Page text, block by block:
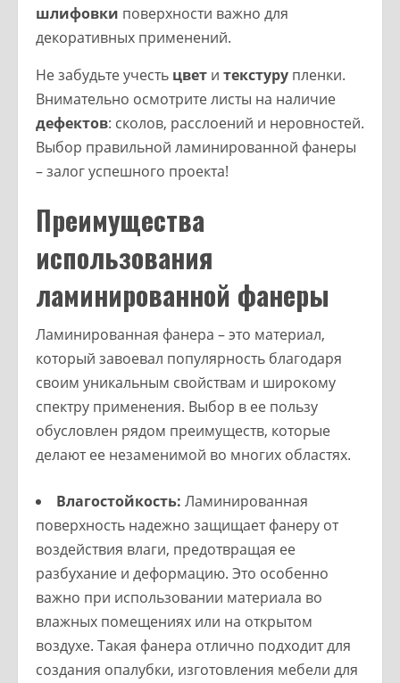
шлифовки поверхности важно для
декоративных применений.
Не забудьте учесть цвет и текстуру пленки.
Внимательно осмотрите листы на наличие
дефектов: сколов, расслоений и неровностей.
Выбор правильной ламинированной фанеры
– залог успешного проекта!
Преимущества
использования
ламинированной фанеры
Ламинированная фанера – это материал,
который завоевал популярность благодаря
своим уникальным свойствам и широкому
спектру применения. Выбор в ее пользу
обусловлен рядом преимуществ, которые
делают ее незаменимой во многих областях.
Влагостойкость: Ламинированная
поверхность надежно защищает фанеру от
воздействия влаги, предотвращая ее
разбухание и деформацию. Это особенно
важно при использовании материала во
влажных помещениях или на открытом
воздухе. Такая фанера отлично подходит для
создания опалубки, изготовления мебели для